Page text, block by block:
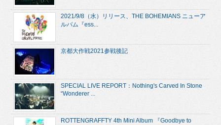
2021/9/8（水）リリース、THE BOHEMIANS ニューア
ルバム『ess...
京都大作戦2021参戦後記
SPECIAL LIVE REPORT：Nothing's Carved In Stone
“Wonderer ...
ROTTENGRAFFTY 4th Mini Album 『Goodbye to